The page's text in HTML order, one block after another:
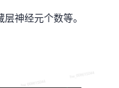
神经元个数等。